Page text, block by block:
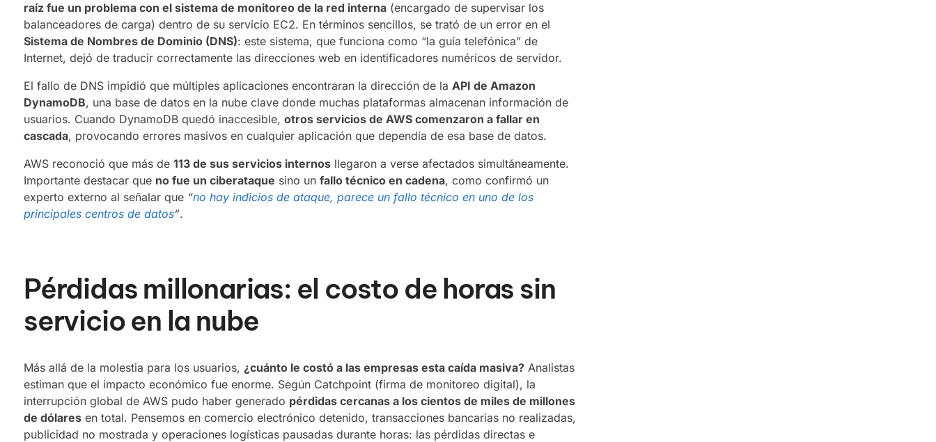
raíz fue un problema con el sistema de monitoreo de la red interna (encargado de supervisar los
balanceadores de carga) dentro de su servicio EC2. En términos sencillos, se trató de un error en el
Sistema de Nombres de Dominio (DNS): este sistema, que funciona como “la guía telefónica” de
Internet, dejó de traducir correctamente las direcciones web en identificadores numéricos de servidor.
El fallo de DNS impidió que múltiples aplicaciones encontraran la dirección de la API de Amazon
DynamoDB, una base de datos en la nube clave donde muchas plataformas almacenan información de
usuarios. Cuando DynamoDB quedó inaccesible, otros servicios de AWS comenzaron a fallar en
cascada, provocando errores masivos en cualquier aplicación que dependía de esa base de datos.
AWS reconoció que más de 113 de sus servicios internos llegaron a verse afectados simultáneamente.
Importante destacar que no fue un ciberataque sino un fallo técnico en cadena, como confirmó un
experto externo al señalar que “no hay indicios de ataque, parece un fallo técnico en uno de los
principales centros de datos”.
Pérdidas millonarias: el costo de horas sin
servicio en la nube
Más allá de la molestia para los usuarios, ¿cuánto le costó a las empresas esta caída masiva? Analistas
estiman que el impacto económico fue enorme. Según Catchpoint (firma de monitoreo digital), la
interrupción global de AWS pudo haber generado pérdidas cercanas a los cientos de miles de millones
de dólares en total. Pensemos en comercio electrónico detenido, transacciones bancarias no realizadas,
publicidad no mostrada y operaciones logísticas pausadas durante horas: las pérdidas directas e